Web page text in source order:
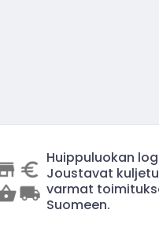
Huippuluokan
Joustavat
varmat
Suomeen.